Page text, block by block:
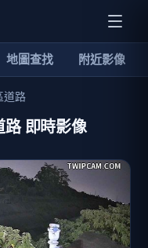
地圖查找 附近影像
道路
路 即時影像